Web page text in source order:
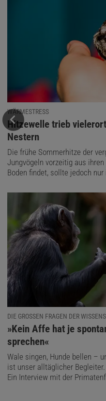
WÄRMESTRESS
:
Hitzewelle trieb
Nestern
Die frühe Sommerhitze der
Jungvögeln vorzeitig aus
Boden findet, sollte jedoch
DIE GROSSEN FRAGEN DER
:
»Kein Affe hat je
sprechen«
Wale singen, Hunde bellen –
ist unser alltäglicher
Ein Interview mit der